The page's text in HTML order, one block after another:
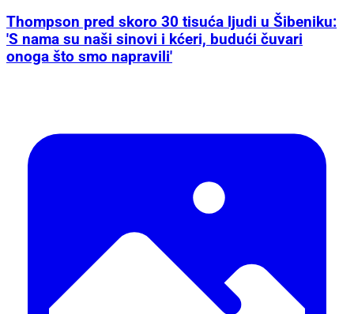
Thompson pred skoro 30 tisuća ljudi u Šibeniku:
'S nama su naši sinovi i kćeri, budući čuvari
onoga što smo napravili'